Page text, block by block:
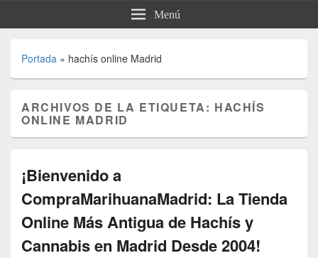
Menú
Portada » hachís online Madrid
ARCHIVOS DE LA ETIQUETA: HACHÍS
ONLINE MADRID
¡Bienvenido a
CompraMarihuanaMadrid: La Tienda
Online Más Antigua de Hachís y
Cannabis en Madrid Desde 2004!